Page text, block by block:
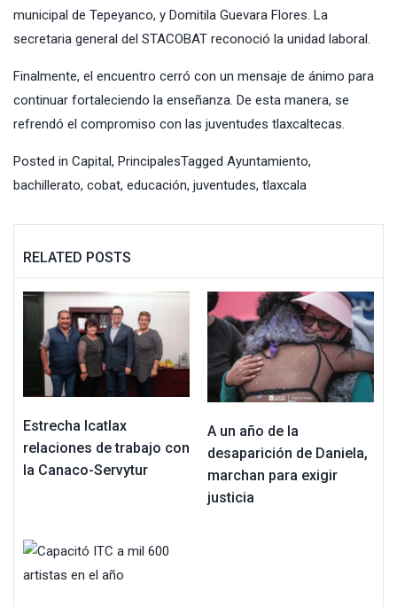
municipal de Tepeyanco, y Domitila Guevara Flores. La
secretaria general del STACOBAT reconoció la unidad laboral.
Finalmente, el encuentro cerró con un mensaje de ánimo para
continuar fortaleciendo la enseñanza. De esta manera, se
refrendó el compromiso con las juventudes tlaxcaltecas.
Posted in Capital, PrincipalesTagged Ayuntamiento,
bachillerato, cobat, educación, juventudes, tlaxcala
RELATED POSTS
Estrecha Icatlax
relaciones de trabajo con
la Canaco-Servytur
A un año de la
desaparición de Daniela,
marchan para exigir
justicia